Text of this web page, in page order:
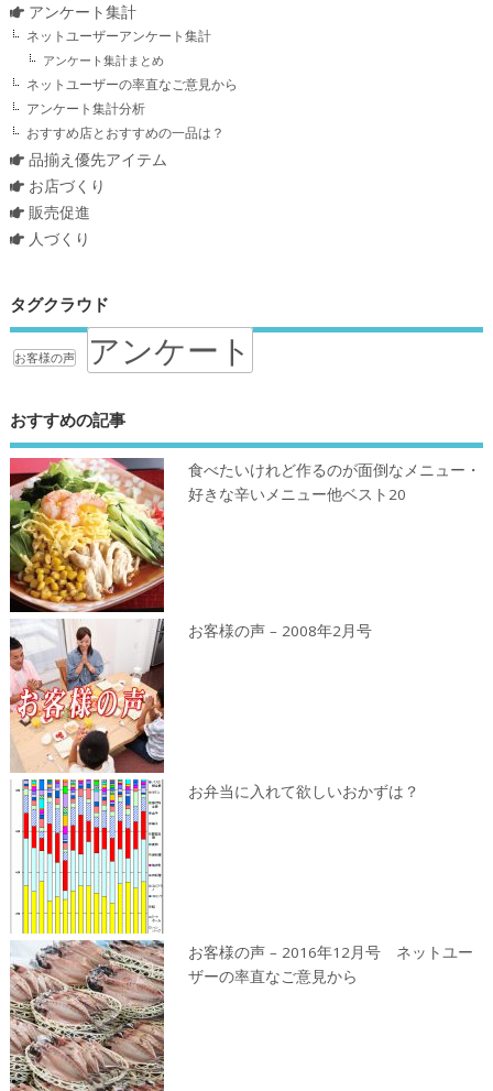
アンケート集計
ネットユーザーアンケート集計
アンケート集計まとめ
ネットユーザーの率直なご意見から
アンケート集計分析
おすすめ店とおすすめの一品は？
品揃え優先アイテム
お店づくり
販売促進
人づくり
タグクラウド
お客様の声 アンケート
おすすめの記事
食べたいけれど作るのが面倒なメニュー・
好きな辛いメニュー他ベスト20
お客様の声 – 2008年2月号
お弁当に入れて欲しいおかずは？
お客様の声 – 2016年12月号 ネットユー
ザーの率直なご意見から